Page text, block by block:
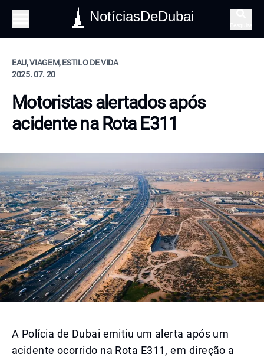
NotíciasDeDubai
EAU, VIAGEM, ESTILO DE VIDA
2025. 07. 20
Motoristas alertados após
acidente na Rota E311
A Polícia de Dubai emitiu um alerta após um
acidente ocorrido na Rota E311, em direção a